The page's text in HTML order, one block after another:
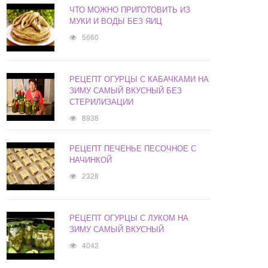
ЧТО МОЖНО ПРИГОТОВИТЬ ИЗ
МУКИ И ВОДЫ БЕЗ ЯИЦ
5660
РЕЦЕПТ ОГУРЦЫ С КАБАЧКАМИ НА
ЗИМУ САМЫЙ ВКУСНЫЙ БЕЗ
СТЕРИЛИЗАЦИИ
8938
РЕЦЕПТ ПЕЧЕНЬЕ ПЕСОЧНОЕ С
НАЧИНКОЙ
2328
РЕЦЕПТ ОГУРЦЫ С ЛУКОМ НА
ЗИМУ САМЫЙ ВКУСНЫЙ
4042